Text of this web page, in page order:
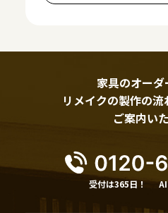
家具のオーダ
リメイクの製作の
ご案内い
受付は365日！